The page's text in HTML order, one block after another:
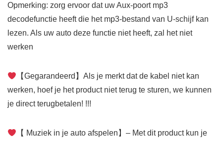
Opmerking: zorg ervoor dat uw Aux-poort mp3
decodefunctie heeft die het mp3-bestand van U-schijf kan
lezen. Als uw auto deze functie niet heeft, zal het niet
werken
【Gegarandeerd】Als je merkt dat de kabel niet kan
werken, hoef je het product niet terug te sturen, we kunnen
je direct terugbetalen! !!!
【 Muziek in je auto afspelen】– Met dit product kun je